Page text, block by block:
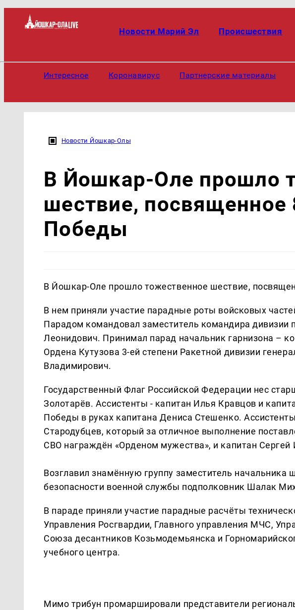
Новости Марий Эл Происшествия
Интересное Коронавирус Партнерские материалы
Новости Йошкар-Олы
В Йошкар-Оле прошло
шествие, посвященное
Победы
В Йошкар-Оле прошло тожественное шествие,
В нем приняли участие парадные роты войсковых
Парадом командовал заместитель командира дивизии
Леонидович. Принимал парад начальник гарнизона –
Ордена Кутузова 3-ей степени Ракетной дивизии
Владимирович.
Государственный Флаг Российской Федерации нес
Золотарёв. Ассистенты - капитан Илья Кравцов и
Победы в руках капитана Дениса Стешенко.
Стародубцев, который за отличное выполнение
СВО награждён «Орденом мужества», и капитан Сергей
Возглавил знамённую группу заместитель начальника
безопасности военной службы подполковник Шалак
В параде приняли участие парадные расчёты
Управления Росгвардии, Главного управления МЧС,
Союза десантников Козьмодемьянска и
учебного центра.
Мимо трибун промаршировали представители